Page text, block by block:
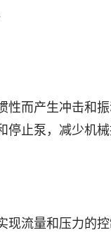
性而产生冲击和
止泵，减少机械
现流量和压力的